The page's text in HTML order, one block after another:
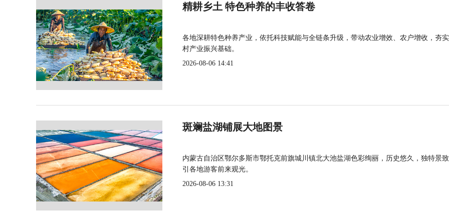
精耕乡土 特色种养的丰收答卷
各地深耕特色种养产业，依托科技赋能与全链条升级，带动农业增效、农户增收，夯
村产业振兴基础。
2026-08-06 14:41
斑斓盐湖铺展大地图景
内蒙古自治区鄂尔多斯市鄂托克前旗城川镇北大池盐湖色彩绚丽，历史悠久，独特景
引各地游客前来观光。
2026-08-06 13:31